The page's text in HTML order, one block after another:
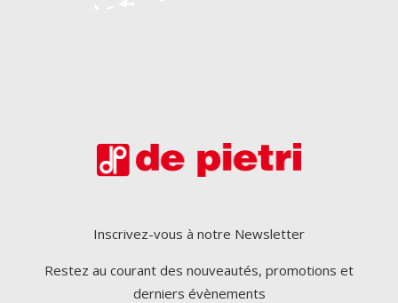
Inscrivez-vous à notre Newsletter
Restez au courant des nouveautés, promotions et
derniers évènements